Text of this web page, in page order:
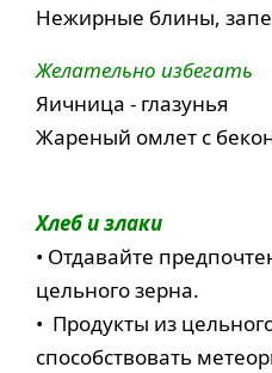
Нежирные блины,
Желательно избегать
Яичница - глазунья
Жареный омлет с
Хлеб и злаки
• Отдавайте
цельного зерна.
• Продукты из
способствовать